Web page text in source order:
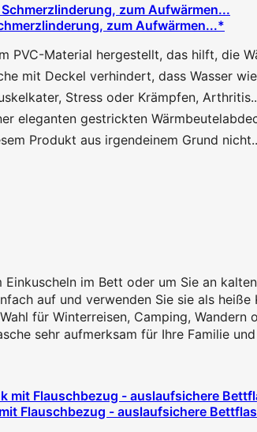
zum Aufwärmen...*
PVC-Material hergestellt, das hilft, die
mit Deckel verhindert, dass Wasser
Stress oder Krämpfen,
eleganten gestrickten
Produkt aus irgendeinem Grund
im Bett oder um Sie an
auf und verwenden Sie sie als heiße
für Winterreisen, Camping, Wandern
sehr aufmerksam für Ihre Familie
Flauschbezug - auslaufsichere